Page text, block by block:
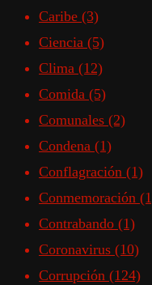
Caribe (3)
Ciencia (5)
Clima (12)
Comida (5)
Comunales (2)
Condena (1)
Conflagración (1)
Conmemoración
Contrabando (1)
Coronavirus (10)
Corrupción (124)